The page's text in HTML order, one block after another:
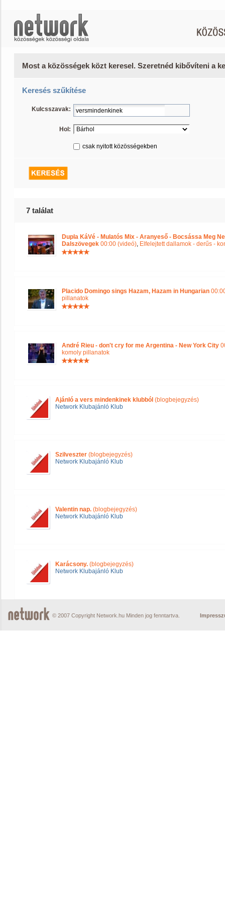
Most a közösségek közt keresel. Szeretnéd kibővíteni a
Keresés szűkítése
Kulcsszavak:
Hol:
csak nyitott közösségekben
7 találat
Dupla KáVé - Mulatós Mix - Aranyeső - Bocsássa Meg
Dalszövegek 00:00 (videó), Elfelejtett dallamok - derűs -
Placido Domingo sings Hazam, Hazam in Hungarian
pillanatok
André Rieu - don't cry for me Argentina - New York City
komoly pillanatok
Ajánló a vers mindenkinek klubból (blogbejegyzés)
Network Klubajánló Klub
Szilveszter (blogbejegyzés)
Network Klubajánló Klub
Valentin nap. (blogbejegyzés)
Network Klubajánló Klub
Karácsony. (blogbejegyzés)
Network Klubajánló Klub
© 2007 Copyright Network.hu Minden jog fenntartva.